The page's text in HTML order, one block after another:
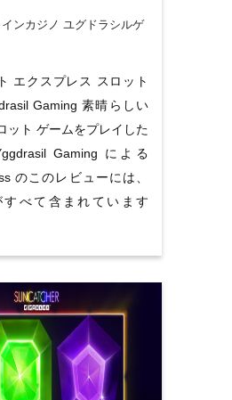
ンカジノ ユグドラシルゲ
エクスプレス スロット
Gaming 素晴らしい
ット ゲームをプレイした
Gaming による
のこのレビューには、
すべて含まれています